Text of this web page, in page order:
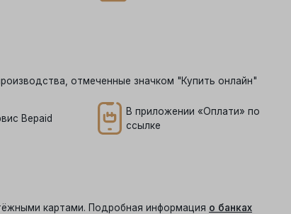
отмеченные значком "Купить онлайн"
Bepaid
В приложении «Оплати» по
ссылке
картами. Подробная информация о банках